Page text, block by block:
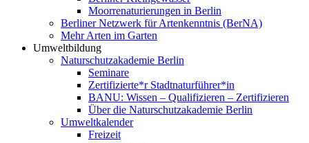
Moorrenaturierungen in Berlin
Berliner Netzwerk für Artenkenntnis (BerNA)
Mehr Arten im Garten
Umweltbildung
Naturschutzakademie Berlin
Seminare
Zertifizierte*r Stadtnaturführer*in
BANU: Wissen – Qualifizieren – Zertifizieren
Über die Naturschutzakademie Berlin
Umweltkalender
Freizeit